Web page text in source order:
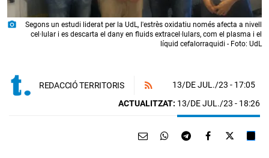
photo_camera
Segons un estudi liderat per la UdL, l'estrès oxidatiu només afecta a nivell
cel·lular i es descarta el dany en fluids extracel·lulars, com el plasma i el
líquid cefalorraquidi - Foto: UdL
REDACCIÓ TERRITORIS 13/DE JUL./23 - 17:05
ACTUALITZAT: 13/DE JUL./23 - 18:26